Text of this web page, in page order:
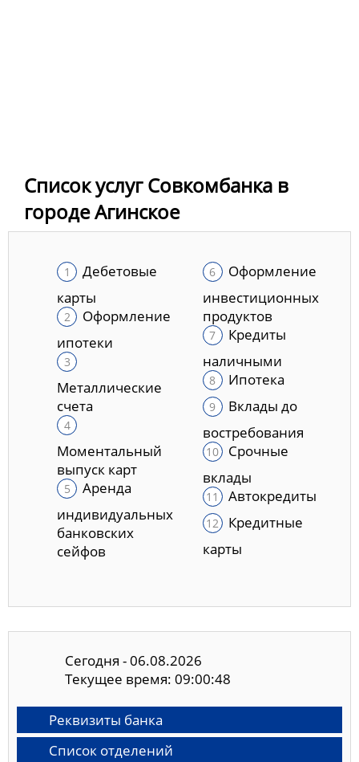
Список услуг Совкомбанка в
городе Агинское
Дебетовые
карты
Оформление
ипотеки
Металлические
счета
Моментальный
выпуск карт
Аренда
индивидуальных
банковских
сейфов
Оформление
инвестиционных
продуктов
Кредиты
наличными
Ипотека
Вклады до
востребования
Срочные
вклады
Автокредиты
Кредитные
карты
Сегодня - 06.08.2026
Текущее время: 09:00:49
Реквизиты банка
Список отделений